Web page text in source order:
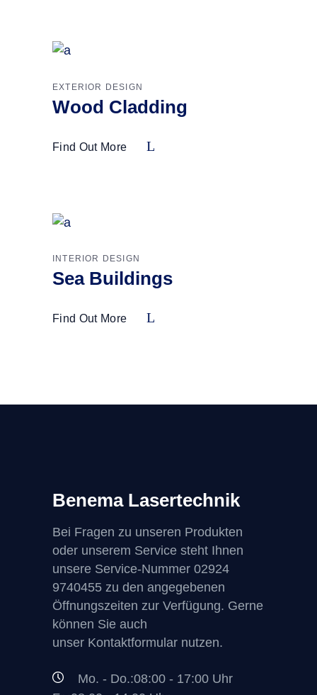
EXTERIOR DESIGN
Wood Cladding
Find Out More
INTERIOR DESIGN
Sea Buildings
Find Out More
Benema Lasertechnik
Bei Fragen zu unseren Produkten
oder unserem Service steht Ihnen
unsere Service-Nummer 02924
9740455 zu den angegebenen
Öffnungszeiten zur Verfügung. Gerne
können Sie auch
unser Kontaktformular nutzen.
Mo. - Do.:08:00 - 17:00 Uhr